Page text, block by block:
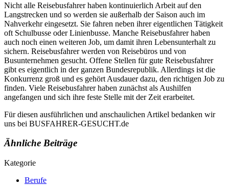
Nicht alle Reisebusfahrer haben kontinuierlich Arbeit auf den
Langstrecken und so werden sie außerhalb der Saison auch im
Nahverkehr eingesetzt. Sie fahren neben ihrer eigentlichen Tätigkeit
oft Schulbusse oder Linienbusse. Manche Reisebusfahrer haben
auch noch einen weiteren Job, um damit ihren Lebensunterhalt zu
sichern. Reisebusfahrer werden von Reisebüros und von
Busunternehmen gesucht. Offene Stellen für gute Reisebusfahrer
gibt es eigentlich in der ganzen Bundesrepublik. Allerdings ist die
Konkurrenz groß und es gehört Ausdauer dazu, den richtigen Job zu
finden. Viele Reisebusfahrer haben zunächst als Aushilfen
angefangen und sich ihre feste Stelle mit der Zeit erarbeitet.
Für diesen ausführlichen und anschaulichen Artikel bedanken wir
uns bei BUSFAHRER-GESUCHT.de
Ähnliche Beiträge
Kategorie
Berufe